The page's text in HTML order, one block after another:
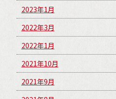
2023年1月
2022年3月
2022年1月
2021年10月
2021年9月